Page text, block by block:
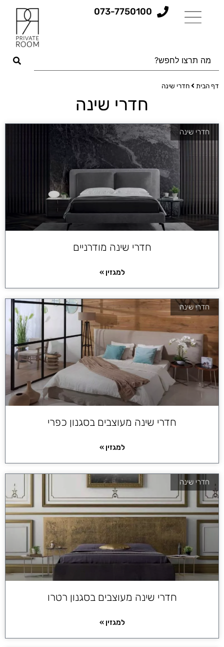
073-7750100
דף הבית חדרי שינה
חדרי שינה
חדרי שינה
חדרי שינה מודרניים
למגזין »
חדרי שינה
חדרי שינה מעוצבים בסגנון כפרי
למגזין »
חדרי שינה
חדרי שינה מעוצבים בסגנון רטרו
למגזין »